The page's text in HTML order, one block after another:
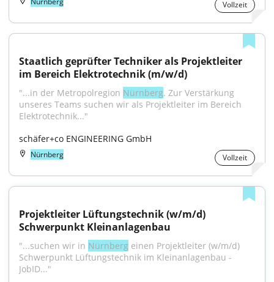
Vollzeit
Staatlich geprüfter Techniker als Projektleiter
im Bereich Elektrotechnik (m/w/d)
"...in der Metropolregion Nürnberg. Zur Verstärkung
unseres Teams suchen wir als Projektleiter im Bereich
Elektrotechnik..."
schäfer+co ENGINEERING GmbH
Nürnberg Vollzeit
Projektleiter Lüftungstechnik (w/m/d)
Schwerpunkt Kleinanlagenbau
"...suchen wir in Nürnberg einen Projektleiter (w/m/d)
Schwerpunkt Lüftungstechnik im Kleinanlagenbau -
JobID..."